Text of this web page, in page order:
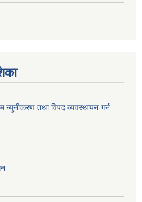
न्युनीकरण तथा विपद व्यवस्थापन गर्न